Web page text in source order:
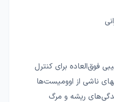
فوق‌العاده برای کنترل
ناشی از اوومیست‌ها
ریشه و مرگ